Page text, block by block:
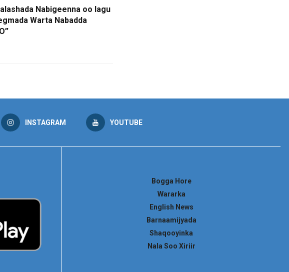
Nabigeenna oo lagu
Warta Nabadda
INSTAGRAM YOUTUBE
Bogga Hore
Wararka
English News
Barnaamijyada
Shaqooyinka
Nala Soo Xiriir